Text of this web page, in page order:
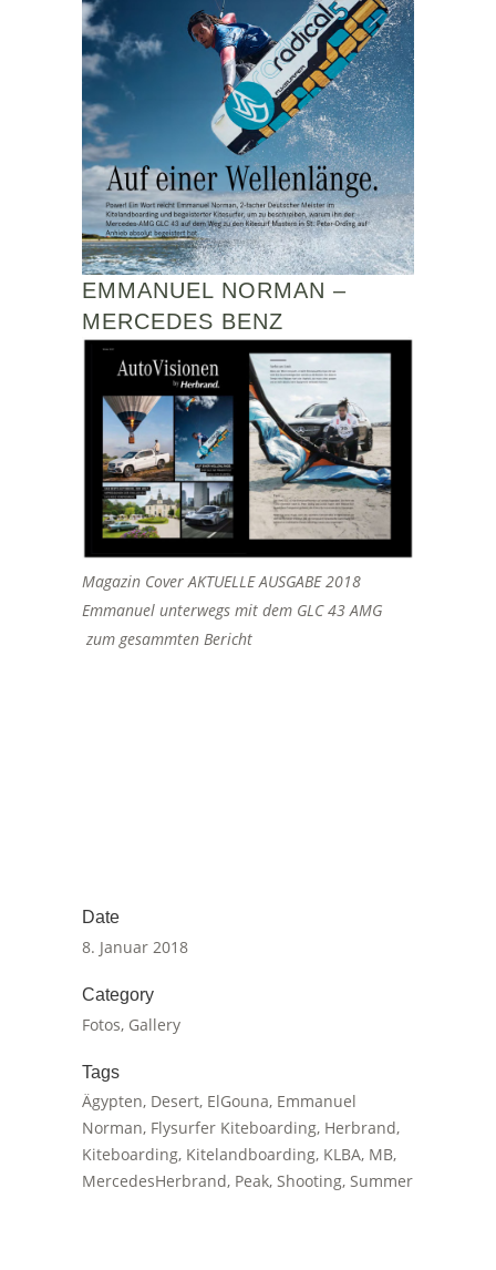
EMMANUEL NORMAN –
MERCEDES BENZ
Magazin Cover AKTUELLE AUSGABE 2018
Emmanuel unterwegs mit dem GLC 43 AMG
zum gesammten Bericht
Date
8. Januar 2018
Category
Fotos, Gallery
Tags
Ägypten, Desert, ElGouna, Emmanuel
Norman, Flysurfer Kiteboarding, Herbrand,
Kiteboarding, Kitelandboarding, KLBA, MB,
MercedesHerbrand, Peak, Shooting, Summer